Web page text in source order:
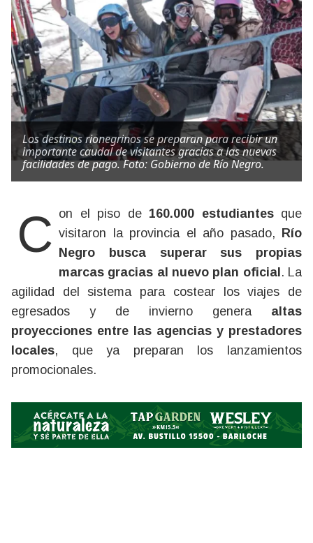
Los destinos rionegrinos se preparan para recibir un
importante caudal de visitantes gracias a las nuevas
facilidades de pago. Foto: Gobierno de Río Negro.
Con el piso de 160.000 estudiantes que
visitaron la provincia el año pasado,
Río
Negro busca superar sus propias
marcas gracias al nuevo plan oficial . La
agilidad del sistema para costear los viajes de
egresados y de invierno genera altas
proyecciones entre las agencias y prestadores
locales, que ya preparan los lanzamientos
promocionales.